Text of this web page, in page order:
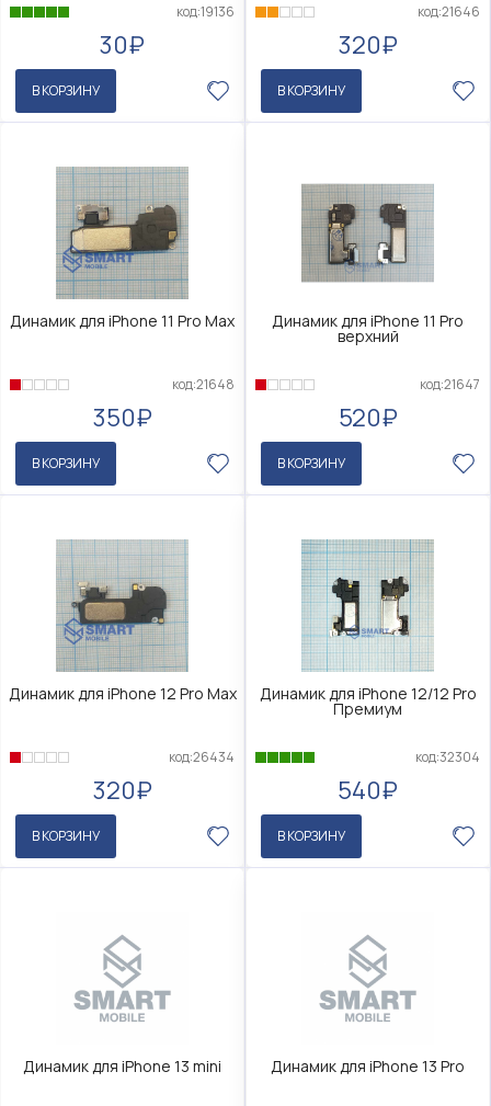
код:19136
30₽
В КОРЗИНУ
код:21646
320₽
В КОРЗИНУ
Динамик для iPhone 11 Pro Max
код:21648
350₽
В КОРЗИНУ
Динамик для iPhone 11 Pro
верхний
код:21647
520₽
В КОРЗИНУ
Динамик для iPhone 12 Pro Max
код:26434
320₽
В КОРЗИНУ
Динамик для iPhone 12/12 Pro
Премиум
код:32304
540₽
В КОРЗИНУ
Динамик для iPhone 13 mini Динамик для iPhone 13 Pro